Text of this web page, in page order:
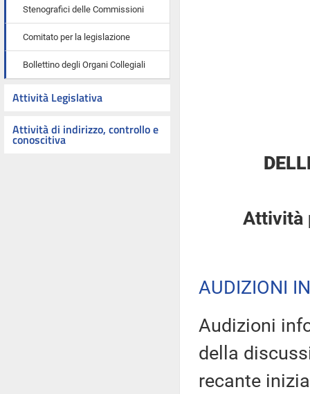
Stenografici delle Commissioni
Comitato per la legislazione
Bollettino degli Organi Collegiali
Attività Legislativa
Attività di indirizzo, controllo e
conoscitiva
Attività
AUDIZIONI
Audizioni
della
recante